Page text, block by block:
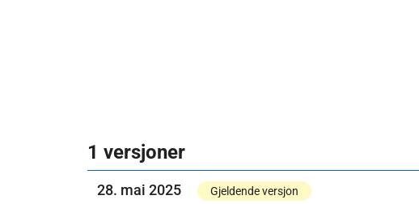
1 versjoner
28. mai 2025 Gjeldende versjon